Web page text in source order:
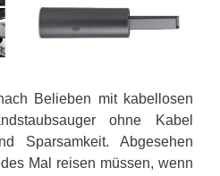
Belieben mit kabellosen
ohne Kabel
Sparsamkeit. Abgesehen
Mal reisen müssen, wenn